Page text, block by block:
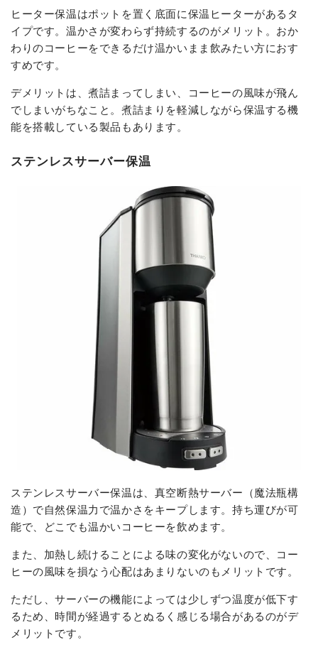
ヒーター保温はポットを置く底面に保温ヒーターがあるタ
イプです。温かさが変わらず持続するのがメリット。おか
わりのコーヒーをできるだけ温かいまま飲みたい方におす
すめです。
デメリットは、煮詰まってしまい、コーヒーの風味が飛ん
でしまいがちなこと。煮詰まりを軽減しながら保温する機
能を搭載している製品もあります。
ステンレスサーバー保温
ステンレスサーバー保温は、真空断熱サーバー（魔法瓶構
造）で自然保温力で温かさをキープします。持ち運びが可
能で、どこでも温かいコーヒーを飲めます。
また、加熱し続けることによる味の変化がないので、コー
ヒーの風味を損なう心配はあまりないのもメリットです。
ただし、サーバーの機能によっては少しずつ温度が低下す
るため、時間が経過するとぬるく感じる場合があるのがデ
メリットです。